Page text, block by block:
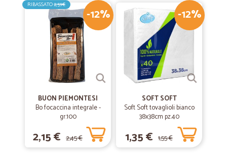
-12%
RIBASSATO2,59€
BUON PIEMONTESI
Bo focaccina integrale -
gr.100
2,15 € 2,45 €
-12%
SOFT SOFT
Soft Soft tovaglioli bianco
38x38cm pz.40
1,35 € 1,55 €